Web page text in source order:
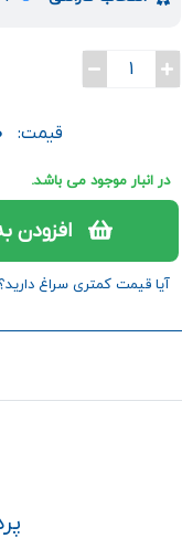
1
قیمت:
در انبار موجود می باشد.
افزودن به سبد خرید
آیا قیمت کمتری سراغ